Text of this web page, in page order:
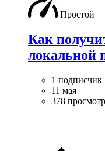
Простой
Как
локальной
1 подписчик
11 мая
378